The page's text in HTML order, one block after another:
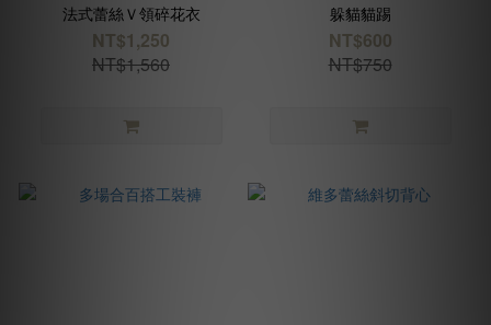
法式蕾絲Ｖ領碎花衣
NT$1,250
NT$1,560
躲貓貓踢
NT$600
NT$750